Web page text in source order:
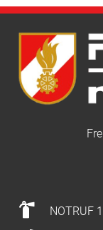
NOTRUF